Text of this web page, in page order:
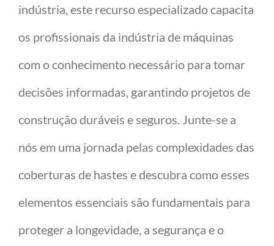
indústria, este recurso especializado capacita
os profissionais da indústria de máquinas
com o conhecimento necessário para tomar
decisões informadas, garantindo projetos de
construção duráveis e seguros. Junte-se a
nós em uma jornada pelas complexidades das
coberturas de hastes e descubra como esses
elementos essenciais são fundamentais para
proteger a longevidade, a segurança e o